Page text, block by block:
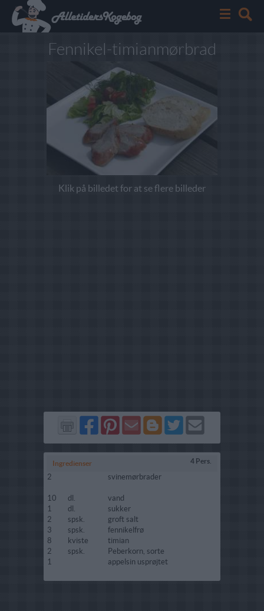
Fennikel-timianmørbrad
Klik på billedet for at se flere billeder
Del
på
Del
på
Send
via
Del
på
Del
på
Send
Ingredienser 4 Pers.
2 svinemørbrader
10 dl.
vand
1
dl.
sukker
2
spsk.
groft salt
3
spsk.
fennikelfrø
8
kviste
timian
2
spsk.
Peberkorn, sorte
1
appelsin usprøjtet